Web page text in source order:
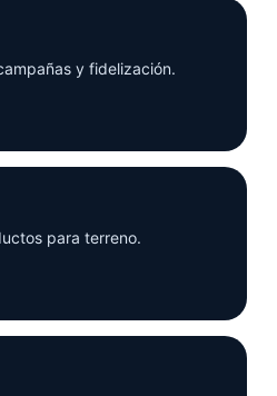
y fidelización.
para terreno.